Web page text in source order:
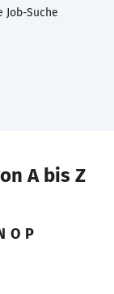
Suche
A bis Z
O P